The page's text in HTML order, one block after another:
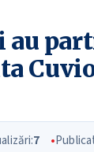
au
7